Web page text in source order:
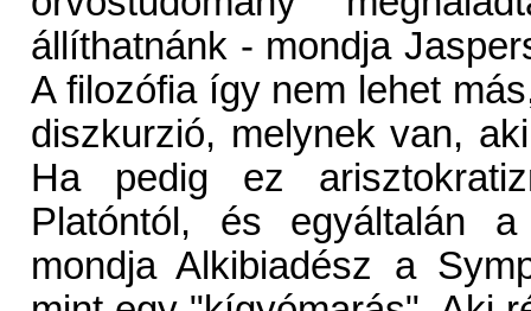
állíthatnánk - mondja
A filozófia így nem lehet
diszkurzió, melynek van,
Ha pedig ez
Platóntól, és egyáltalán
mondja Alkibiadész a